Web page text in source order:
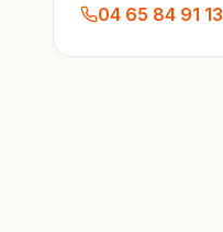
04 65 84 91 13